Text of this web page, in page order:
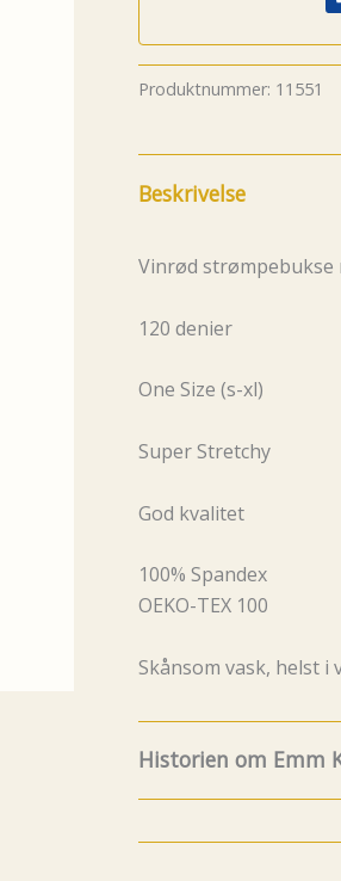
Produktnummer: 11551
Beskrivelse
Vinrød strømpebukse
120 denier
One Size (s-xl)
Super Stretchy
God kvalitet
100% Spandex
OEKO-TEX 100
Skånsom vask, helst i
Historien om Emm